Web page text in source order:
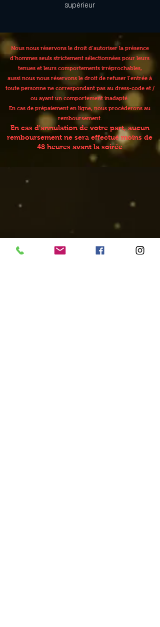
supérieur
Nous nous réservons le droit d’autoriser la présence
d’hommes seuls strictement sélectionnées pour leurs
tenues et leurs comportements irréprochables,
aussi nous nous réservons le droit de refuser l’entrée à
toute personne ne correspondant pas au dress-code et /
ou ayant un comportement inadapté.
En cas de prépaiement en ligne, nous procèderons au
remboursement.
En cas d'annulation de votre part, aucun
remboursement ne sera effectué moins de
48 heures avant la soirée